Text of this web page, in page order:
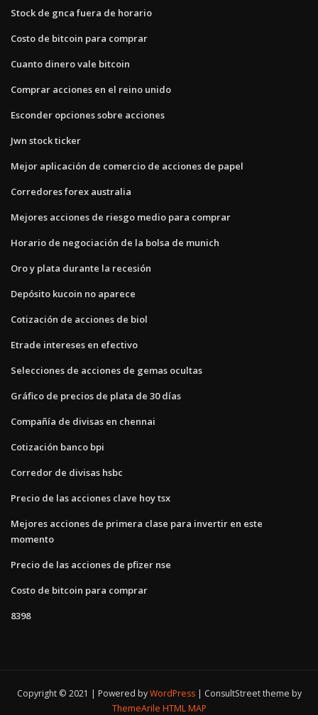
Stock de gnca fuera de horario
Costo de bitcoin para comprar
Cuanto dinero vale bitcoin
Comprar acciones en el reino unido
Esconder opciones sobre acciones
Jwn stock ticker
Mejor aplicación de comercio de acciones de papel
Corredores forex australia
Mejores acciones de riesgo medio para comprar
Horario de negociación de la bolsa de munich
Oro y plata durante la recesión
Depósito kucoin no aparece
Cotización de acciones de biol
Etrade intereses en efectivo
Selecciones de acciones de gemas ocultas
Gráfico de precios de plata de 30 días
Compañía de divisas en chennai
Cotización banco bpi
Corredor de divisas hsbc
Precio de las acciones clave hoy tsx
Mejores acciones de primera clase para invertir en este
momento
Precio de las acciones de pfizer nse
Costo de bitcoin para comprar
8398
Copyright © 2021 | Powered byWordPress
ConsultStreet theme by
ThemeArile HTML MAP